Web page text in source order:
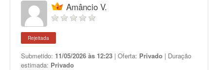
Amâncio V.
Rejeitada
Submetido: 11/05/2026 às 12:23 | Oferta: Privado | Duração
estimada: Privado